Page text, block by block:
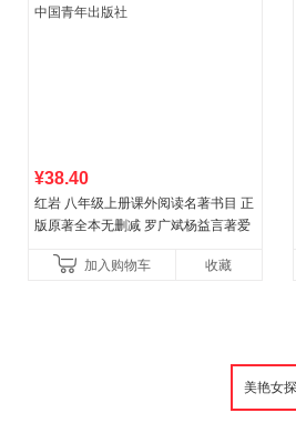
¥38.40
红岩 八年级上册课外阅读名著书目 正
版原著全本无删减 罗广斌杨益言著爱
国青年出版社加入购物车 收藏